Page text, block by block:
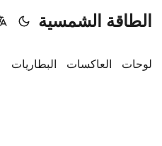
الطاقة الشمسية
لوحات العاكسات البطاريات